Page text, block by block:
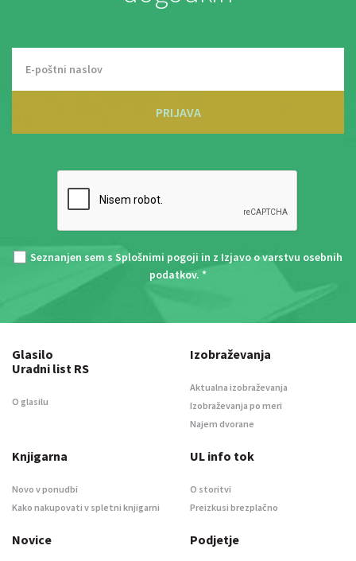
PRIJAVA
Seznanjen sem s Splošnimi pogoji in z Izjavo o varstvu osebnih
podatkov. *
Glasilo
Uradni list RS
O glasilu
Izobraževanja
Aktualna izobraževanja
Izobraževanja po meri
Najem dvorane
Knjigarna
Novo v ponudbi
Kako nakupovati v spletni knjigarni
UL info tok
O storitvi
Preizkusi brezplačno
Novice Podjetje